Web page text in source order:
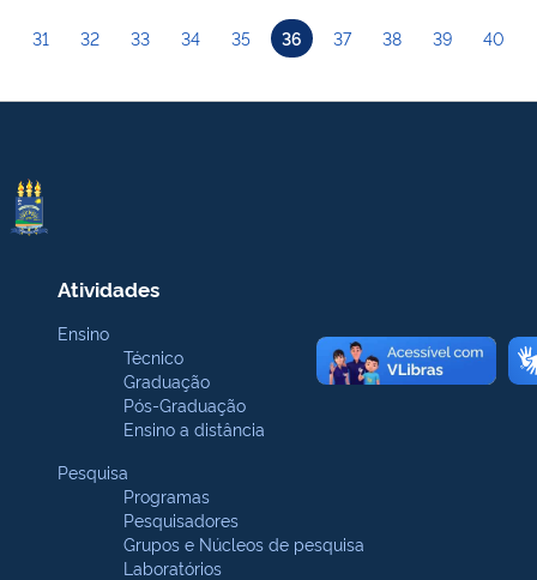
31 32 33 34 35 36 37 38 39 40
Atividades
Ensino
Técnico
Graduação
Pós-Graduação
Ensino a distância
Pesquisa
Programas
Pesquisadores
Grupos e Núcleos de pesquisa
Laboratórios